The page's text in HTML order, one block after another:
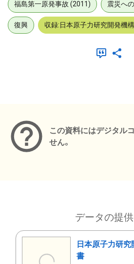
福島第一原発事故 (2011) 震災へ
復興 収録:日本原子力研究開発機
この資料にはデジタル
せん。
データの提
日本原子力研
書